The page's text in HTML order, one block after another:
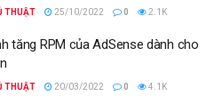
THUẬT 25/10/2022 0 2.1K
tăng RPM của AdSense dành cho
THUẬT 20/03/2022 0 4.1K